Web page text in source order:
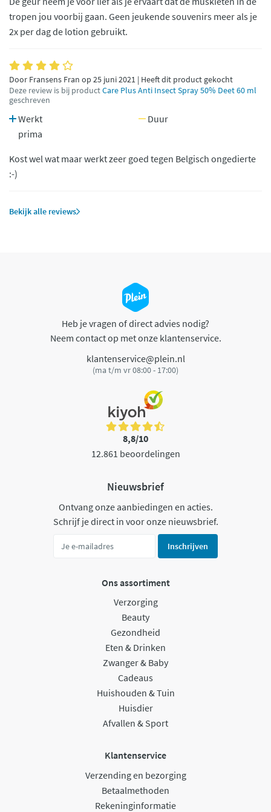
tropen jou voorbij gaan. Geen jeukende souvenirs meer als je
2x per dag de lotion gebruikt.
Door Fransens Fran op 25 juni 2021 | Heeft dit product gekocht
Deze review is bij productCare Plus Anti Insect Spray 50% Deet 60 ml
geschreven
Werkt
prima
Duur
Kost wel wat maar werkt zeer goed tegen Belgisch ongedierte
:-)
Bekijk alle reviews
Heb je vragen of direct advies nodig?
Neem contact op met onze klantenservice.
klantenservice@plein.nl
(ma t/m vr 08:00 - 17:00)
8,8/10
12.861 beoordelingen
Nieuwsbrief
Ontvang onze aanbiedingen en acties.
Schrijf je direct in voor onze nieuwsbrief.
Inschrijven
Ons assortiment
Verzorging
Beauty
Gezondheid
Eten & Drinken
Zwanger & Baby
Cadeaus
Huishouden & Tuin
Huisdier
Afvallen & Sport
Klantenservice
Verzending en bezorging
Betaalmethoden
Rekeninginformatie